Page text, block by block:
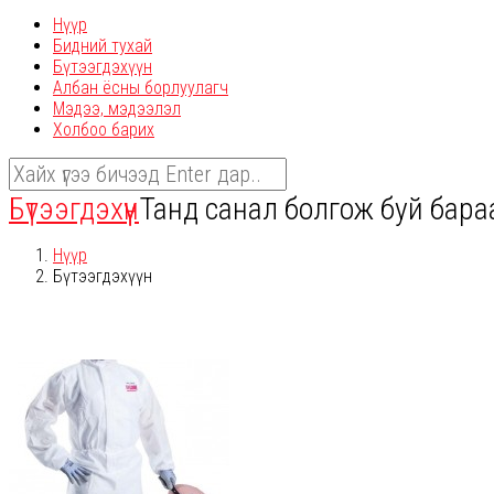
Нүүр
Бидний тухай
Бүтээгдэхүүн
Албан ёсны борлуулагч
Мэдээ, мэдээлэл
Холбоо барих
БүтээгдэхүүнТанд санал болгож буй бараа
Нүүр
Бүтээгдэхүүн